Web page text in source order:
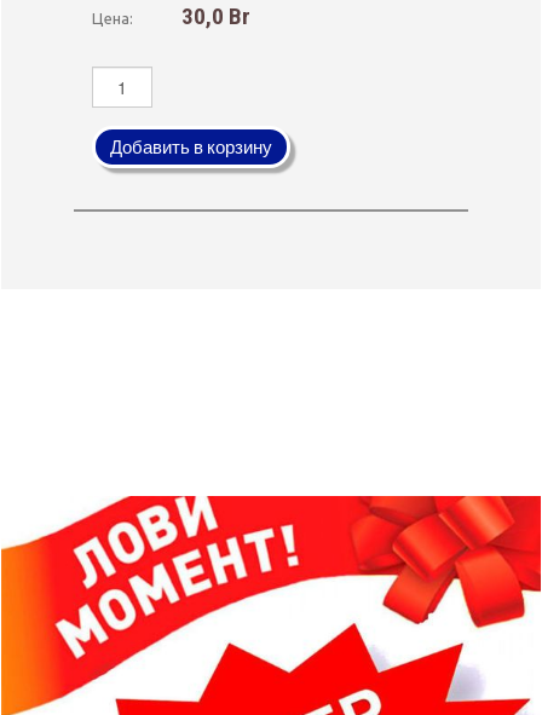
Цена: 30,0 Br
Добавить в корзину